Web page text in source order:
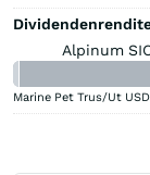
Alpinum
Marine Pet Trus/Ut USD